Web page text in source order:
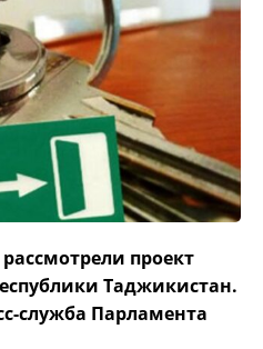
проект
Таджикистан.
служба Парламента